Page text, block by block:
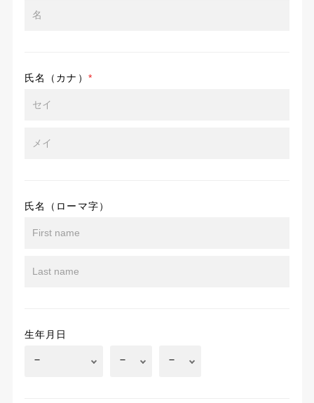
氏名（カナ） *
氏名（ローマ字）
生年月日